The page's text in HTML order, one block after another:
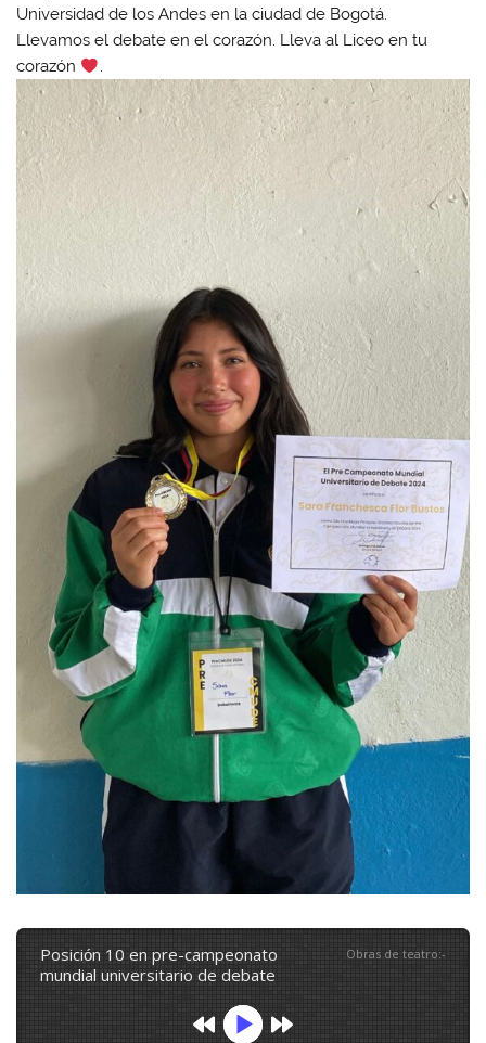
Universidad de los Andes en la ciudad de Bogotá.
Llevamos el debate en el corazón. Lleva al Liceo en tu
corazón
.
posición 10 en pre-campeonato
mundial universitario de debate
Obras de teatro:-